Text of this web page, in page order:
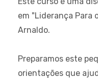
em "Liderança Para
Arnaldo.
Preparamos este
orientações que